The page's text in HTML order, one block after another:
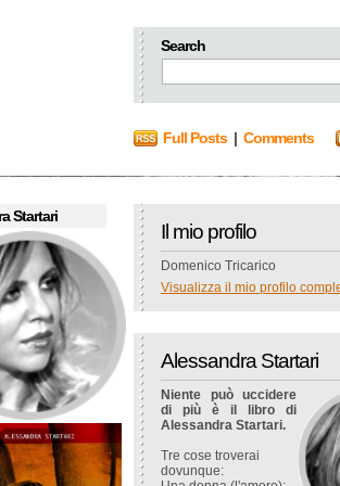
Search
Full Posts| Comments
Startari
Il mio profilo
Domenico Tricarico
Visualizza il mio profilo
Alessandra Startari
Niente può uccidere
di più è il libro di
Alessandra Startari.
Tre cose troverai
dovunque: